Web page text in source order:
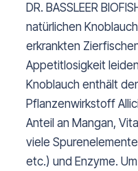
DR. BASSLEER
natürlichen
erkrankten
Appetitlosigkeit
Knoblauch enthält
Pflanzenwirkstoff
Anteil an Mangan,
viele
etc.) und Enzyme.